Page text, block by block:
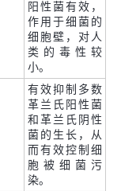
阳性菌有效，
作用于细菌的
细胞壁，对人
类的毒性较
小。
有效抑制多数
革兰氏阳性菌
和革兰氏阴性
菌的生长，从
而有效控制细
胞被细菌污
染。